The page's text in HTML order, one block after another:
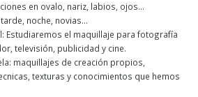
en ovalo, nariz, labios, ojos…
noche, novias…
Estudiaremos el maquillaje para fotografía
televisión, publicidad y cine.
maquillajes de creación propios,
texturas y conocimientos que hemos